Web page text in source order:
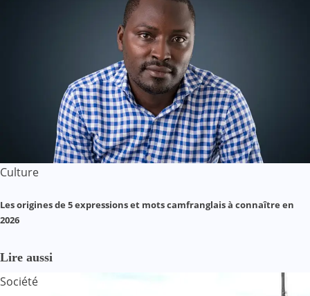
Culture
Les origines de 5 expressions et mots camfranglais à connaître en
2026
Lire aussi
Société